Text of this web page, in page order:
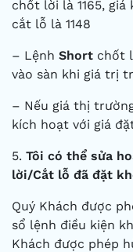
chốt lời là 1165,
cắt lỗ là 1148
– Lệnh Short chốt
vào sàn khi giá trị
– Nếu giá thị
kích hoạt với giá đặt
5. Tôi có thể sửa
lời/Cắt lỗ đã đặt
Quý Khách được
sổ lệnh điều kiện
Khách được phép